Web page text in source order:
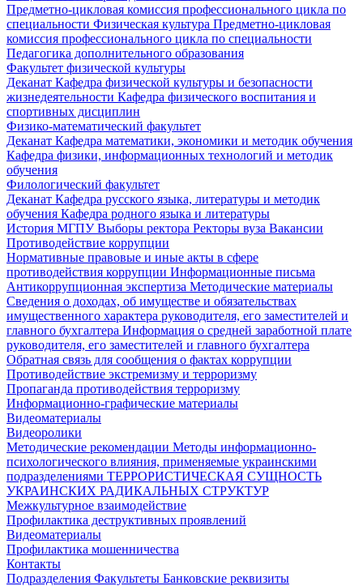
Предметно-цикловая комиссия профессионального цикла по
специальности Физическая культура Предметно-цикловая
комиссия профессионального цикла по специальности
Педагогика дополнительного образования
Факультет физической культуры
Деканат Кафедра физической культуры и безопасности
жизнедеятельности Кафедра физического воспитания и
спортивных дисциплин
Физико-математический факультет
Деканат Кафедра математики, экономики и методик обучения
Кафедра физики, информационных технологий и методик
обучения
Филологический факультет
Деканат Кафедра русского языка, литературы и методик
обучения Кафедра родного языка и литературы
История МГПУВыборы ректора Ректоры вуза Вакансии
Противодействие коррупции
Нормативные правовые и иные акты в сфере
противодействия коррупции Информационные письма
Антикоррупционная экспертиза Методические материалы
Сведения о доходах, об имуществе и обязательствах
имущественного характера руководителя, его заместителей и
главного бухгалтера Информация о средней заработной плате
руководителя, его заместителей и главного бухгалтера
Обратная связь для сообщения о фактах коррупции
Противодействие экстремизму и терроризму
Пропаганда противодействия терроризму
Информационно-графические материалы
Видеоматериалы
Видеоролики
Методические рекомендации Методы информационно-
психологического влияния, применяемые украинскими
подразделениями ТЕРРОРИСТИЧЕСКАЯ СУЩНОСТЬ
УКРАИНСКИХ РАДИКАЛЬНЫХ СТРУКТУР
Межкультурное взаимодействие
Профилактика деструктивных проявлений
Видеоматериалы
Профилактика мошенничества
Контакты
Подразделения Факультеты Банковские реквизиты